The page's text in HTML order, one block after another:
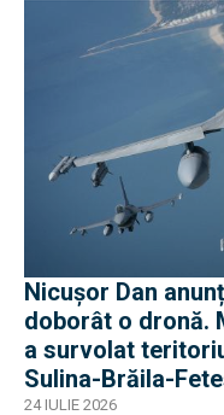
Nicușor Dan
doborât o dronă.
a survolat
Sulina-Brăila-
24 IULIE 2026